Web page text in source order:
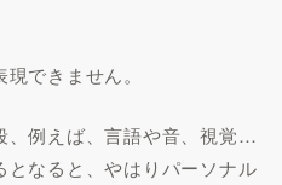
できません。
、例えば、言語や音、視覚…
なると、やはりパーソナル